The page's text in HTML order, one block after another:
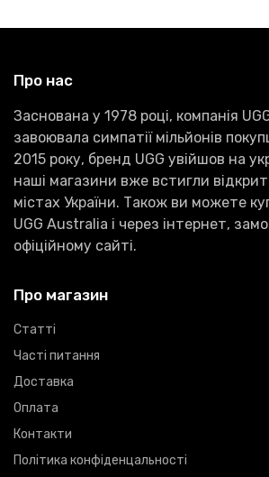
Про нас
Заснована у 1978 році, компанія
завоювала симпатії мільйонів
2015 року, бренд UGG увійшов на
наші магазини вже встигли
містах України. Також ви можете
UGG Australia і через інтернет,
офіційному сайті.
Про магазин
Статті
Часті питання
Доставка
Оплата
Контакти
Політика конфіденцальності